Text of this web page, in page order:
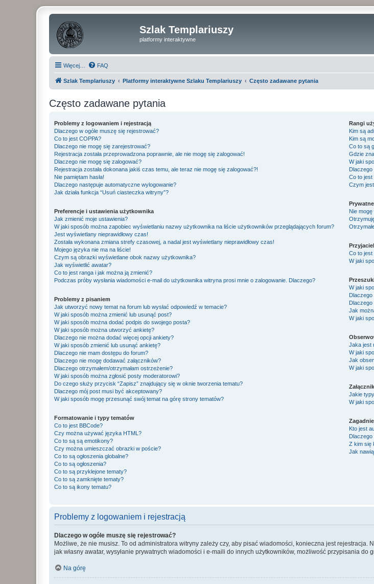
Szlak Templariuszy
platformy interaktywne
Więcej… FAQ
Szlak Templariuszy Platformy interaktywne Szlaku Templariuszy Często zadawane pytania
Często zadawane pytania
Problemy z logowaniem i rejestracją
Dlaczego w ogóle muszę się rejestrować?
Co to jest COPPA?
Dlaczego nie mogę się zarejestrować?
Rejestracja została przeprowadzona poprawnie, ale nie mogę się zalogować!
Dlaczego nie mogę się zalogować?
Rejestracja została dokonana jakiś czas temu, ale teraz nie mogę się zalogować?!
Nie pamiętam hasła!
Dlaczego następuje automatyczne wylogowanie?
Jak działa funkcja “Usuń ciasteczka witryny”?
Preferencje i ustawienia użytkownika
Jak zmienić moje ustawienia?
W jaki sposób można zapobiec wyświetlaniu nazwy użytkownika na liście użytkowników przeglądających forum?
Jest wyświetlany nieprawidłowy czas!
Została wykonana zmiana strefy czasowej, a nadal jest wyświetlany nieprawidłowy czas!
Mojego języka nie ma na liście!
Czym są obrazki wyświetlane obok nazwy użytkownika?
Jak wyświetlić awatar?
Co to jest ranga i jak można ją zmienić?
Podczas próby wysłania wiadomości e-mail do użytkownika witryna prosi mnie o zalogowanie. Dlaczego?
Problemy z pisaniem
Jak utworzyć nowy temat na forum lub wysłać odpowiedź w temacie?
W jaki sposób można zmienić lub usunąć post?
W jaki sposób można dodać podpis do swojego posta?
W jaki sposób można utworzyć ankietę?
Dlaczego nie można dodać więcej opcji ankiety?
W jaki sposób zmienić lub usunąć ankietę?
Dlaczego nie mam dostępu do forum?
Dlaczego nie mogę dodawać załączników?
Dlaczego otrzymałem/otrzymałam ostrzeżenie?
W jaki sposób można zgłosić posty moderatorowi?
Do czego służy przycisk “Zapisz” znajdujący się w oknie tworzenia tematu?
Dlaczego mój post musi być akceptowany?
W jaki sposób mogę przesunąć swój temat na górę strony tematów?
Formatowanie i typy tematów
Co to jest BBCode?
Czy można używać języka HTML?
Co to są są emotikony?
Czy można umieszczać obrazki w poście?
Co to są ogłoszenia globalne?
Co to są ogłoszenia?
Co to są przyklejone tematy?
Co to są zamknięte tematy?
Co to są ikony tematu?
Rangi
Kim są
Kim są
Co to są
Gdzie
W jaki
Co to jest
Czym
Nie
Co to jest
W jaki
W jaki
Jak
W jaki
Jaka jest
W jaki
Jak
W jaki
Jakie
W jaki
Kto jest
Dlaczego
Z kim się
Jak
Problemy z logowaniem i rejestracją
Dlaczego w ogóle muszę się rejestrować?
Możliwe, że nie musisz. To od administratora witryny zależy czy, aby pisać wiadomości, konieczna jest
jak własny awatar, wysyłanie prywatnych wiadomości i e-maili do innych użytkowników, możliwość przypisania
Na górę